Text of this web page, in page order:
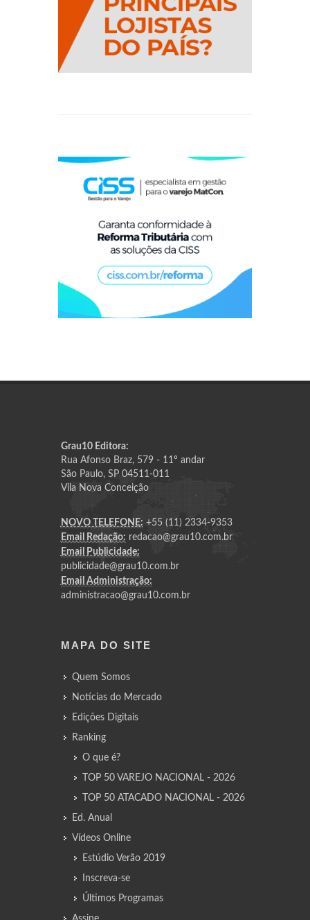
Grau10 Editora:
Rua Afonso Braz, 579 - 11º andar
São Paulo, SP 04511-011
Vila Nova Conceição
NOVO TELEFONE: +55 (11) 2334-9353
Email Redação: redacao@grau10.com.br
Email Publicidade:
publicidade@grau10.com.br
Email Administração:
administracao@grau10.com.br
MAPA DO SITE
Quem Somos
Notícias do Mercado
Edições Digitais
Ranking
O que é?
TOP 50 VAREJO NACIONAL - 2026
TOP 50 ATACADO NACIONAL - 2026
Ed. Anual
Vídeos Online
Estúdio Verão 2019
Inscreva-se
Últimos Programas